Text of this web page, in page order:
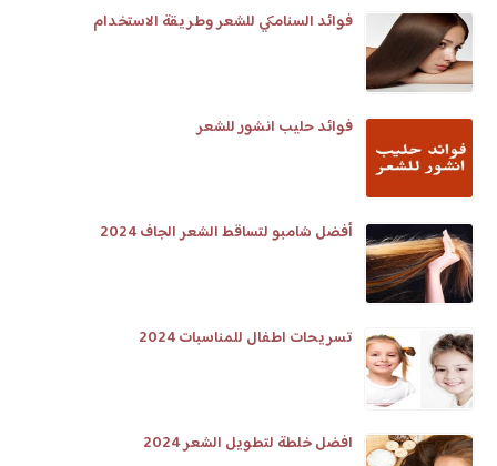
فوائد السنامكي للشعر وطريقة الاستخدام
فوائد حليب انشور للشعر
أفضل شامبو لتساقط الشعر الجاف 2024
تسريحات اطفال للمناسبات 2024
افضل خلطة لتطويل الشعر 2024